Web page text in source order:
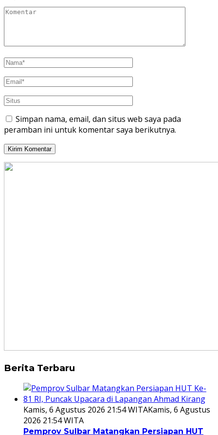
Simpan nama, email, dan situs web saya pada
peramban ini untuk komentar saya berikutnya.
Berita Terbaru
Kamis, 6 Agustus 2026 21:54 WITAKamis, 6 Agustus
2026 21:54 WITA
Pemprov Sulbar Matangkan Persiapan HUT